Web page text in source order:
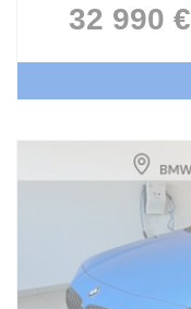
32 990 €